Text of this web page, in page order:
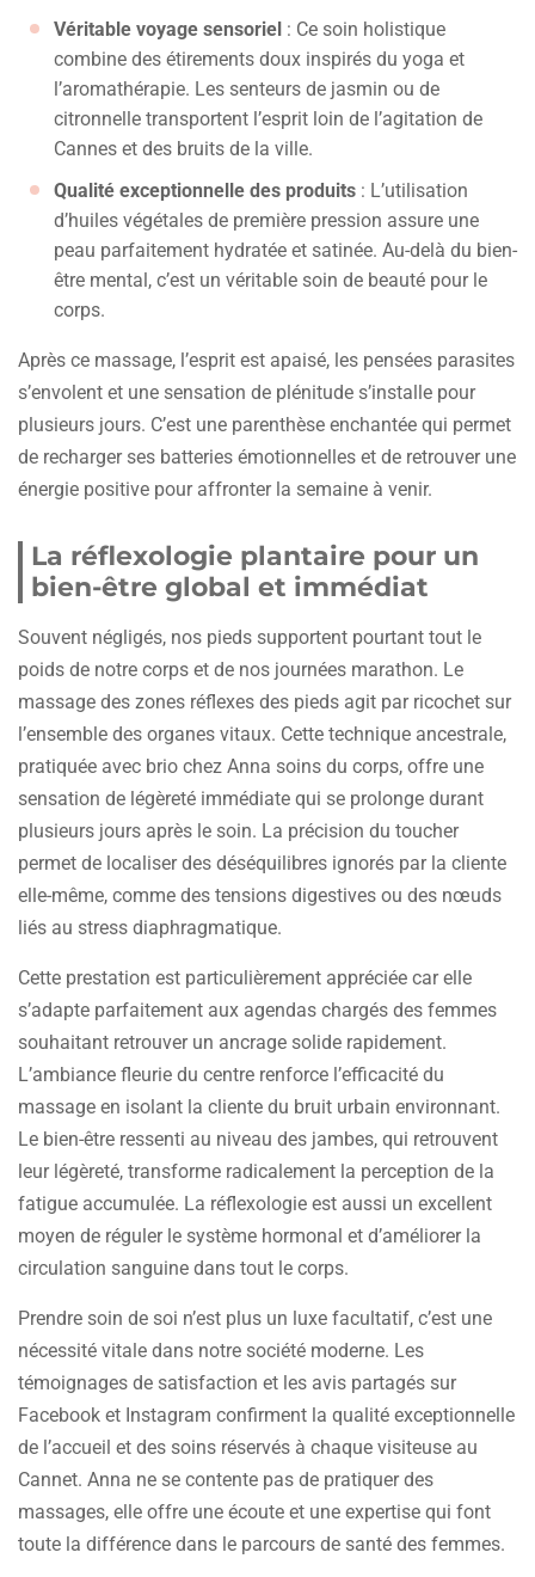
Véritable voyage sensoriel : Ce soin holistique
combine des étirements doux inspirés du yoga et
l’aromathérapie. Les senteurs de jasmin ou de
citronnelle transportent l’esprit loin de l’agitation de
Cannes et des bruits de la ville.
Qualité exceptionnelle des produits : L’utilisation
d’huiles végétales de première pression assure une
peau parfaitement hydratée et satinée. Au-delà du bien-
être mental, c’est un véritable soin de beauté pour le
corps.
Après ce massage, l’esprit est apaisé, les pensées parasites
s’envolent et une sensation de plénitude s’installe pour
plusieurs jours. C’est une parenthèse enchantée qui permet
de recharger ses batteries émotionnelles et de retrouver une
énergie positive pour affronter la semaine à venir.
La réflexologie plantaire pour un
bien-être global et immédiat
Souvent négligés, nos pieds supportent pourtant tout le
poids de notre corps et de nos journées marathon. Le
massage des zones réflexes des pieds agit par ricochet sur
l’ensemble des organes vitaux. Cette technique ancestrale,
pratiquée avec brio chez Anna soins du corps, offre une
sensation de légèreté immédiate qui se prolonge durant
plusieurs jours après le soin. La précision du toucher
permet de localiser des déséquilibres ignorés par la cliente
elle-même, comme des tensions digestives ou des nœuds
liés au stress diaphragmatique.
Cette prestation est particulièrement appréciée car elle
s’adapte parfaitement aux agendas chargés des femmes
souhaitant retrouver un ancrage solide rapidement.
L’ambiance fleurie du centre renforce l’efficacité du
massage en isolant la cliente du bruit urbain environnant.
Le bien-être ressenti au niveau des jambes, qui retrouvent
leur légèreté, transforme radicalement la perception de la
fatigue accumulée. La réflexologie est aussi un excellent
moyen de réguler le système hormonal et d’améliorer la
circulation sanguine dans tout le corps.
Prendre soin de soi n’est plus un luxe facultatif, c’est une
nécessité vitale dans notre société moderne. Les
témoignages de satisfaction et les avis partagés sur
Facebook et Instagram confirment la qualité exceptionnelle
de l’accueil et des soins réservés à chaque visiteuse au
Cannet. Anna ne se contente pas de pratiquer des
massages, elle offre une écoute et une expertise qui font
toute la différence dans le parcours de santé des femmes.